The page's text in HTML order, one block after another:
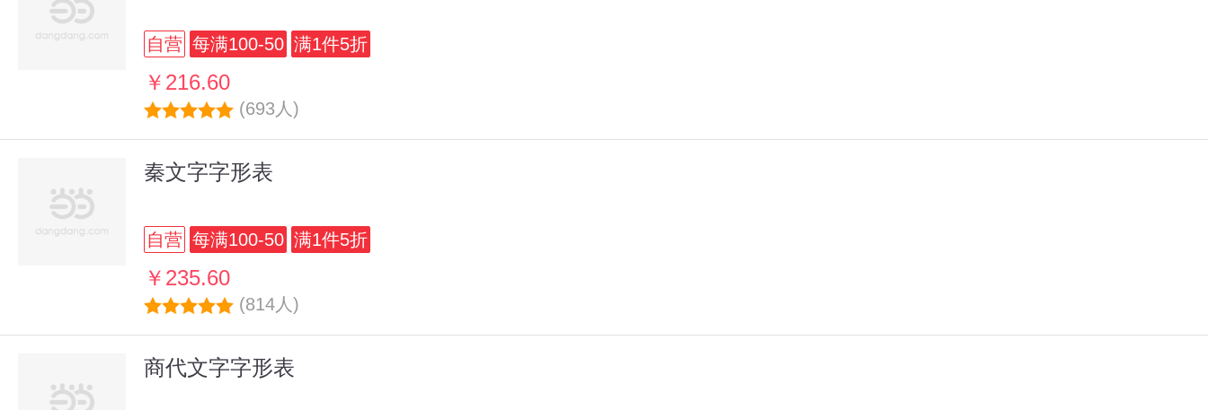
自营 每满100-50 满1件5折
￥216.60
(693人)
秦文字字形表
自营 每满100-50 满1件5折
￥235.60
(814人)
商代文字字形表